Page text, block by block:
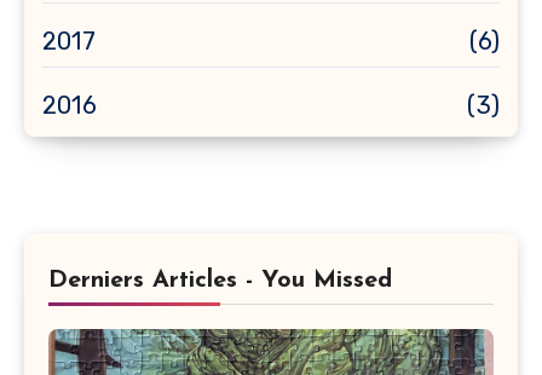
2017 (6)
2016 (3)
Derniers Articles - You Missed